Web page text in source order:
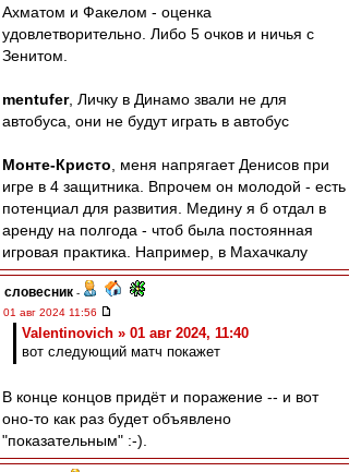
Ахматом и Факелом - оценка
удовлетворительно. Либо 5 очков и ничья с
Зенитом.
mentufer, Личку в Динамо звали не для
автобуса, они не будут играть в автобус
Монте-Кристо , меня напрягает Денисов при
игре в 4 защитника. Впрочем он молодой - есть
потенциал для развития. Медину я б отдал в
аренду на полгода - чтоб была постоянная
игровая практика. Например, в Махачкалу
словесник -
01 авг 2024 11:56
Valentinovich » 01 авг 2024, 11:40
вот следующий матч покажет
В конце концов придёт и поражение -- и вот
оно-то как раз будет объявлено
"показательным" :-).